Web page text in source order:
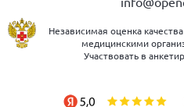
Независимая оценка
медицинскими
Участвовать в